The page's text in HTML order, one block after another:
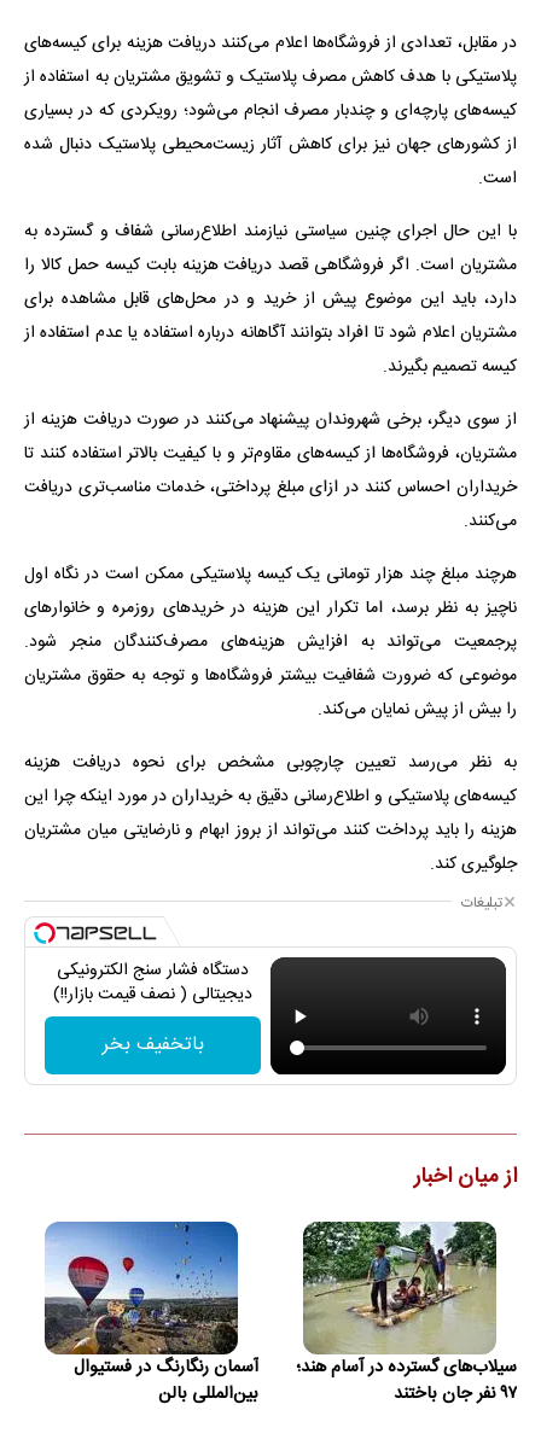
در مقابل، تعدادی از فروشگاه‌ها اعلام می‌کنند دریافت هزینه برای کیسه‌های
پلاستیکی با هدف کاهش مصرف پلاستیک و تشویق مشتریان به استفاده از
کیسه‌های پارچه‌ای و چندبار مصرف انجام می‌شود؛ رویکردی که در بسیاری
از کشور‌های جهان نیز برای کاهش آثار زیست‌محیطی پلاستیک دنبال شده
است.
با این حال اجرای چنین سیاستی نیازمند اطلاع‌رسانی شفاف و گسترده به
مشتریان است. اگر فروشگاهی قصد دریافت هزینه بابت کیسه حمل کالا را
دارد، باید این موضوع پیش از خرید و در محل‌های قابل مشاهده برای
مشتریان اعلام شود تا افراد بتوانند آگاهانه درباره استفاده یا عدم استفاده از
کیسه تصمیم بگیرند.
از سوی دیگر، برخی شهروندان پیشنهاد می‌کنند در صورت دریافت هزینه از
مشتریان، فروشگاه‌ها از کیسه‌های مقاوم‌تر و با کیفیت بالاتر استفاده کنند تا
خریداران احساس کنند در ازای مبلغ پرداختی، خدمات مناسب‌تری دریافت
می‌کنند.
هرچند مبلغ چند هزار تومانی یک کیسه پلاستیکی ممکن است در نگاه اول
ناچیز به نظر برسد، اما تکرار این هزینه در خرید‌های روزمره و خانوار‌های
پرجمعیت می‌تواند به افزایش هزینه‌های مصرف‌کنندگان منجر شود.
موضوعی که ضرورت شفافیت بیشتر فروشگاه‌ها و توجه به حقوق مشتریان
را بیش از پیش نمایان می‌کند.
به نظر می‌رسد تعیین چارچوبی مشخص برای نحوه دریافت هزینه
کیسه‌های پلاستیکی و اطلاع‌رسانی دقیق به خریداران در مورد اینکه چرا این
هزینه را باید پرداخت کنند می‌تواند از بروز ابهام و نارضایتی میان مشتریان
جلوگیری کند.
تبلیغات
دستگاه فشار سنج الکترونیکی
دیجیتالی ( نصف قیمت بازار!!)
باتخفیف بخر
از میان اخبار
سیلاب‌های گسترده در آسام هند؛
۹۷ نفر جان باختند
آسمان رنگارنگ در فستیوال
بین‌المللی بالن